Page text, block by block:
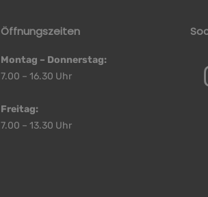
Öffnungszeiten
Montag – Donnerstag:
7.00 – 16.30 Uhr
Freitag:
7.00 – 13.30 Uhr